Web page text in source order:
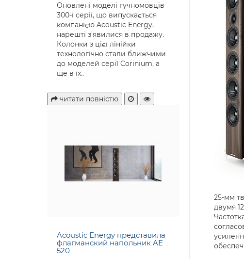
Оновлені моделі гучномовців
300-ї серії, що випускається
компанією Acoustic Energy,
нарешті з'явилися в продажу.
Колонки з цієї лінійки
технологічно стали ближчими
до моделей серії Corinium, а
ще в їх..
читати повністю
Acoustic Energy представила
флагманский напольник AE
520
25-мм
двумя